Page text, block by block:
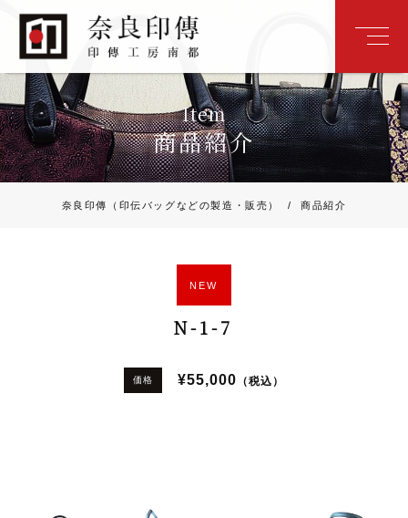
Item
商品紹介
奈良印傳（印伝バッグなどの製造・販売） / 商品紹介
NEW
N-1-7
価格 ¥55,000 （税込）